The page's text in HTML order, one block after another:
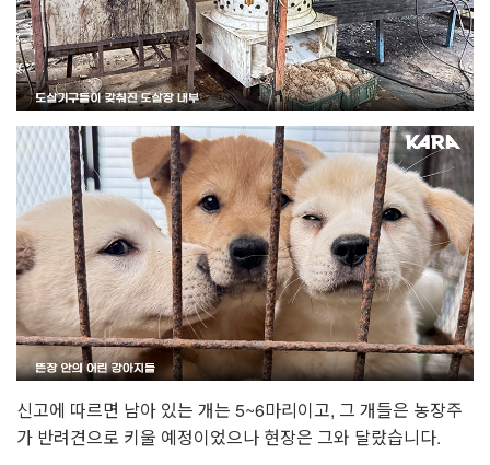
신고에 따르면 남아 있는 개는 5~6마리이고, 그 개들은 농장주
가 반려견으로 키울 예정이었으나 현장은 그와 달랐습니다.